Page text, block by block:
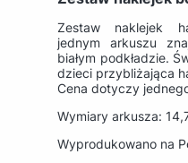
Zestaw naklejek
jednym arkuszu
białym podkładzie.
dzieci przybliżająca
Cena dotyczy
Wymiary arkusza:
Wyprodukowano na